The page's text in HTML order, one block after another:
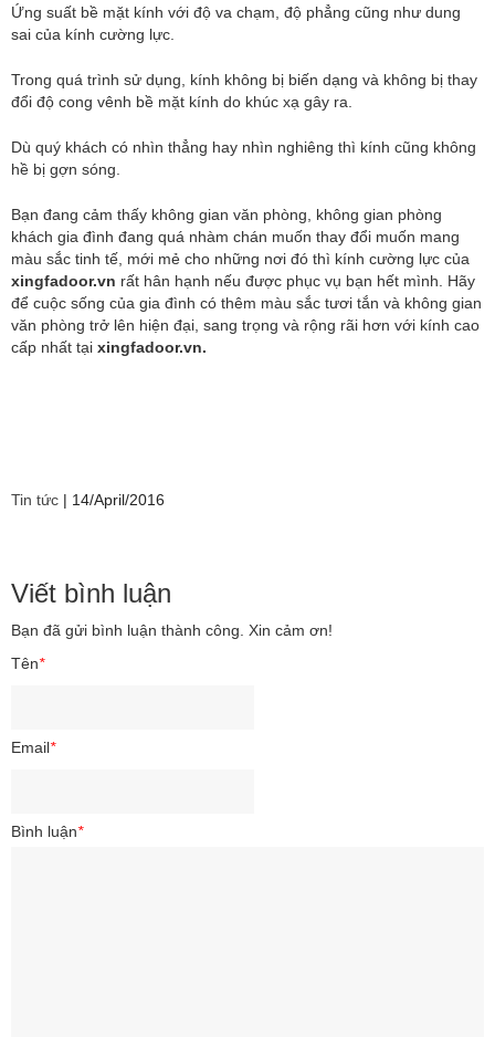
Ứng suất bề mặt kính với độ va chạm, độ phẳng cũng như dung
sai của kính cường lực.
Trong quá trình sử dụng, kính không bị biến dạng và không bị thay
đổi độ cong vênh bề mặt kính do khúc xạ gây ra.
Dù quý khách có nhìn thẳng hay nhìn nghiêng thì kính cũng không
hề bị gợn sóng.
Bạn đang cảm thấy không gian văn phòng, không gian phòng
khách gia đình đang quá nhàm chán muốn thay đổi muốn mang
màu sắc tinh tế, mới mẻ cho những nơi đó thì kính cường lực của
xingfadoor.vn rất hân hạnh nếu được phục vụ bạn hết mình. Hãy
để cuộc sống của gia đình có thêm màu sắc tươi tắn và không gian
văn phòng trở lên hiện đại, sang trọng và rộng rãi hơn với kính cao
cấp nhất tại xingfadoor.vn.
Tin tức | 14/April/2016
Viết bình luận
Bạn đã gửi bình luận thành công. Xin cảm ơn!
Tên*
Email*
Bình luận*